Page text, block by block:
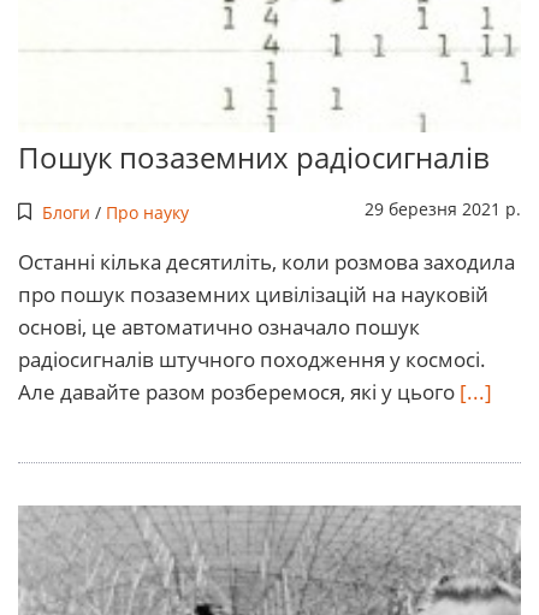
Пошук позаземних радіосигналів
Блоги / Про науку 29 березня 2021 р.
Останні кілька десятиліть, коли розмова заходила
про пошук позаземних цивілізацій на науковій
основі, це автоматично означало пошук
радіосигналів штучного походження у космосі.
Але давайте разом розберемося, які у цього [...]